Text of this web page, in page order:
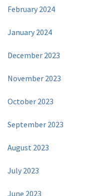
February 2024
January 2024
December 2023
November 2023
October 2023
September 2023
August 2023
July 2023
June 2023